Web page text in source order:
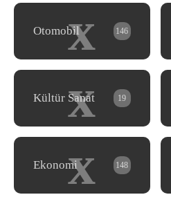
x
Otomobil 146
x
Kültür Sanat 19
x
Ekonomi 148